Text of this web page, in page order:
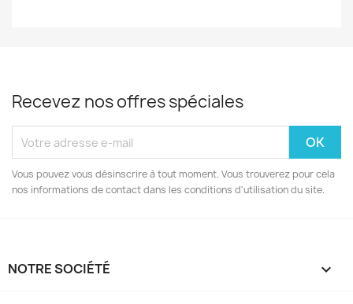
Recevez nos offres spéciales
Vous pouvez vous désinscrire à tout moment. Vous trouverez pour cela
nos informations de contact dans les conditions d'utilisation du site.
NOTRE SOCIÉTÉ 